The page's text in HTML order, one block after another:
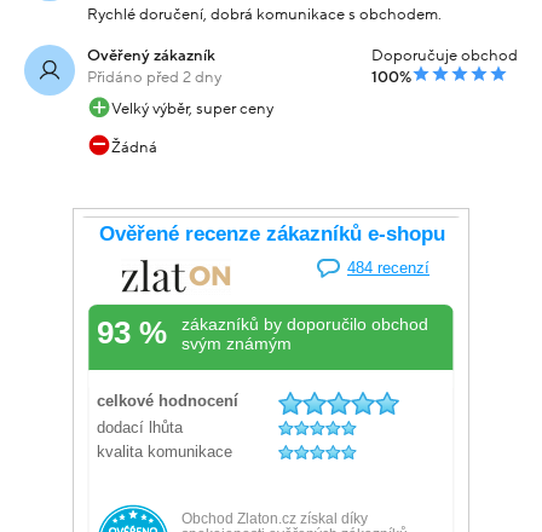
Rychlé doručení, dobrá komunikace s obchodem.
Ověřený zákazník
Přidáno před 2 dny
Doporučuje obchod
100%
Velký výběr, super ceny
Žádná